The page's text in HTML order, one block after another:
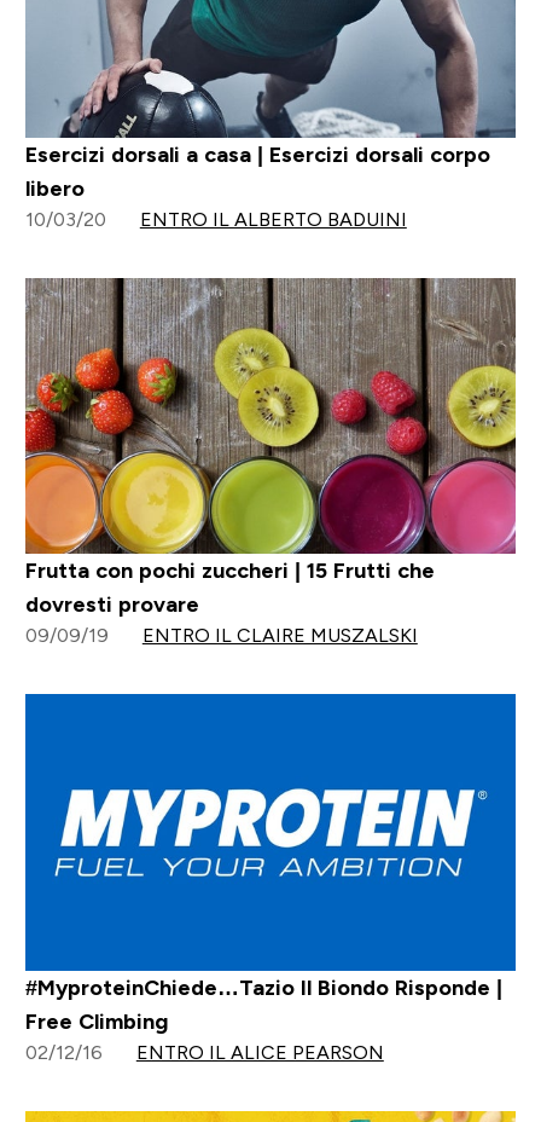
Esercizi dorsali a casa | Esercizi dorsali corpo
libero
10/03/20 ENTRO IL ALBERTO BADUINI
Frutta con pochi zuccheri | 15 Frutti che
dovresti provare
09/09/19 ENTRO IL CLAIRE MUSZALSKI
#MyproteinChiede…Tazio Il Biondo Risponde |
Free Climbing
02/12/16 ENTRO IL ALICE PEARSON